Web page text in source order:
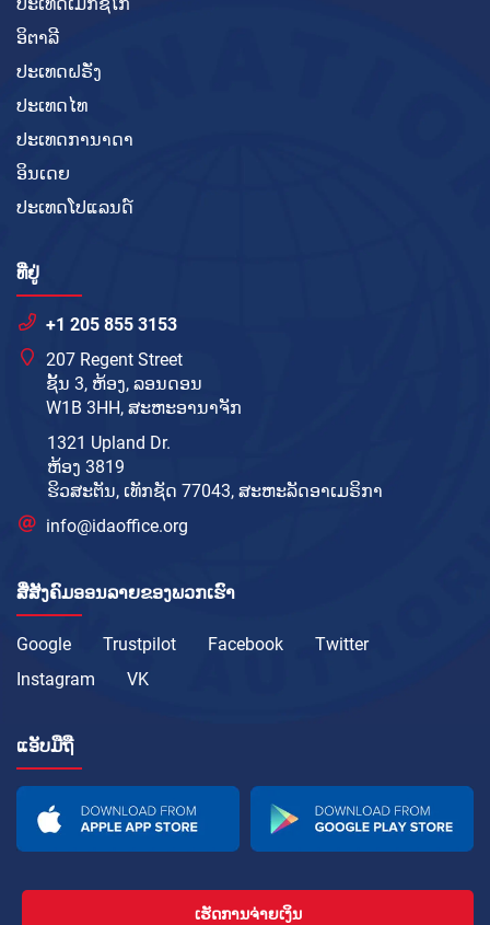
ອິຕາລີ
ປະເທດຝຣັ່ງ
ປະເທດໄທ
ປະເທດການາດາ
ອິນເດຍ
ປະເທດໂປແລນດ໌
ທີ່ຢູ່
+1 205 855 3153
207 Regent Street
ຊັ້ນ 3, ຫ້ອງ, ລອນດອນ
W1B 3HH, ສະຫະອານາຈັກ
1321 Upland Dr.
ຫ້ອງ 3819
ຮິວສະຕັນ, ເທັກຊັດ 77043, ສະຫະລັດອາເມຣິກາ
info@idaoffice.org
ສື່ສັງຄົມອອນລາຍຂອງພວກເຮົາ
Google Trustpilot Facebook
Twitter
Instagram
VK
ແອັບມືຖື
ເຮັດການຈ່າຍເງິນ